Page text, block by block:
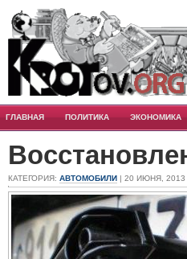
ГЛАВНАЯ ПОЛИТИКА ЭКОНОМИКА
КАТЕГОРИЯ: АВТОМОБИЛИ | 20 ИЮНЯ, 2013